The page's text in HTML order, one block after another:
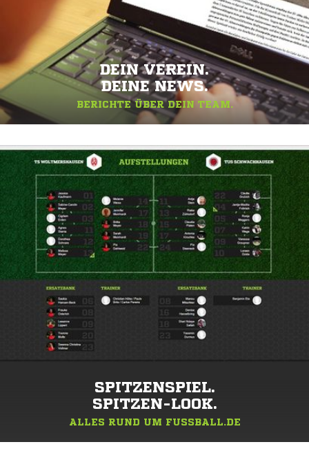
DEIN VEREIN.
DEINE NEWS.
BERICHTE ÜBER DEIN TEAM.
SPITZENSPIEL.
SPITZEN-LOOK.
ALLES RUND UM FUSSBALL.DE